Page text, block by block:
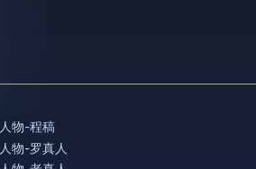
人物-程稿
人物-罗真人